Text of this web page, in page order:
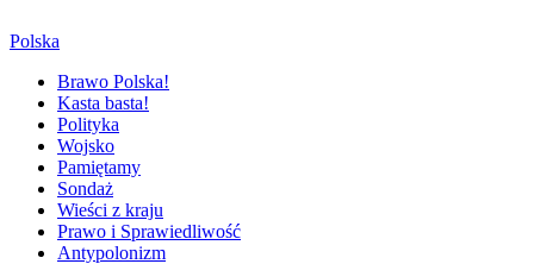
Polska
Brawo Polska!
Kasta basta!
Polityka
Wojsko
Pamiętamy
Sondaż
Wieści z kraju
Prawo i Sprawiedliwość
Antypolonizm